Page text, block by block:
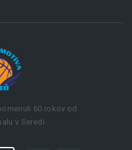
60 rokov od
v Seredi.